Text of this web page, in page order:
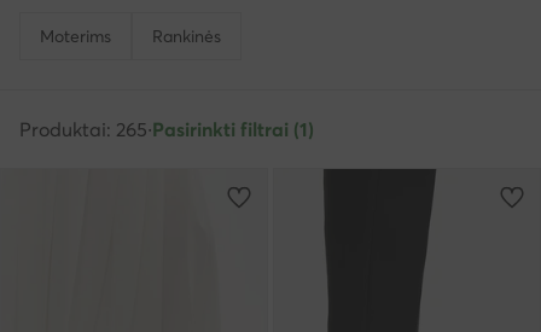
Moterims Rankinės
Produktai: 265·Pasirinkti filtrai (1)